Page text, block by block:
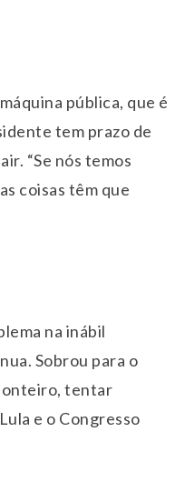
pública, que é
tem prazo de
“Se nós temos
coisas têm que
na inábil
Sobrou para o
tentar
e o Congresso